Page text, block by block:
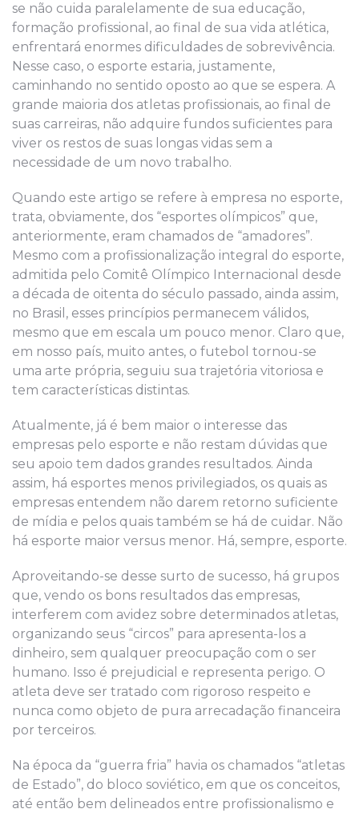
se não cuida paralelamente de sua educação,
formação profissional, ao final de sua vida atlética,
enfrentará enormes dificuldades de sobrevivência.
Nesse caso, o esporte estaria, justamente,
caminhando no sentido oposto ao que se espera. A
grande maioria dos atletas profissionais, ao final de
suas carreiras, não adquire fundos suficientes para
viver os restos de suas longas vidas sem a
necessidade de um novo trabalho.
Quando este artigo se refere à empresa no esporte,
trata, obviamente, dos “esportes olímpicos” que,
anteriormente, eram chamados de “amadores”.
Mesmo com a profissionalização integral do esporte,
admitida pelo Comitê Olímpico Internacional desde
a década de oitenta do século passado, ainda assim,
no Brasil, esses princípios permanecem válidos,
mesmo que em escala um pouco menor. Claro que,
em nosso país, muito antes, o futebol tornou-se
uma arte própria, seguiu sua trajetória vitoriosa e
tem características distintas.
Atualmente, já é bem maior o interesse das
empresas pelo esporte e não restam dúvidas que
seu apoio tem dados grandes resultados. Ainda
assim, há esportes menos privilegiados, os quais as
empresas entendem não darem retorno suficiente
de mídia e pelos quais também se há de cuidar. Não
há esporte maior versus menor. Há, sempre, esporte.
Aproveitando-se desse surto de sucesso, há grupos
que, vendo os bons resultados das empresas,
interferem com avidez sobre determinados atletas,
organizando seus “circos” para apresenta-los a
dinheiro, sem qualquer preocupação com o ser
humano. Isso é prejudicial e representa perigo. O
atleta deve ser tratado com rigoroso respeito e
nunca como objeto de pura arrecadação financeira
por terceiros.
Na época da “guerra fria” havia os chamados “atletas
de Estado”, do bloco soviético, em que os conceitos,
até então bem delineados entre profissionalismo e